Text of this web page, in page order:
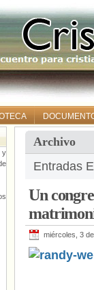
Archivo
Entradas
Un
miércoles, 3